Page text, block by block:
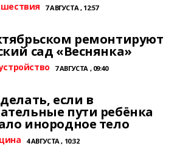
7 АВГУСТА , 12:57
ремонтируют
сад «Веснянка»
7 АВГУСТА , 09:40
если в
пути ребёнка
инородное тело
4 АВГУСТА , 10:32